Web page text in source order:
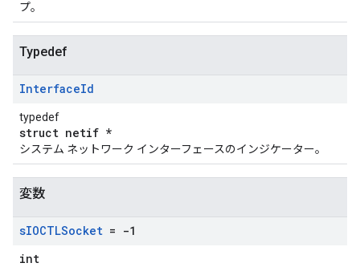
プ。
Typedef
InterfaceId
typedef
struct netif *
システム ネットワーク インターフェースのインジケーター。
変数
sIOCTLSocket = -1
int